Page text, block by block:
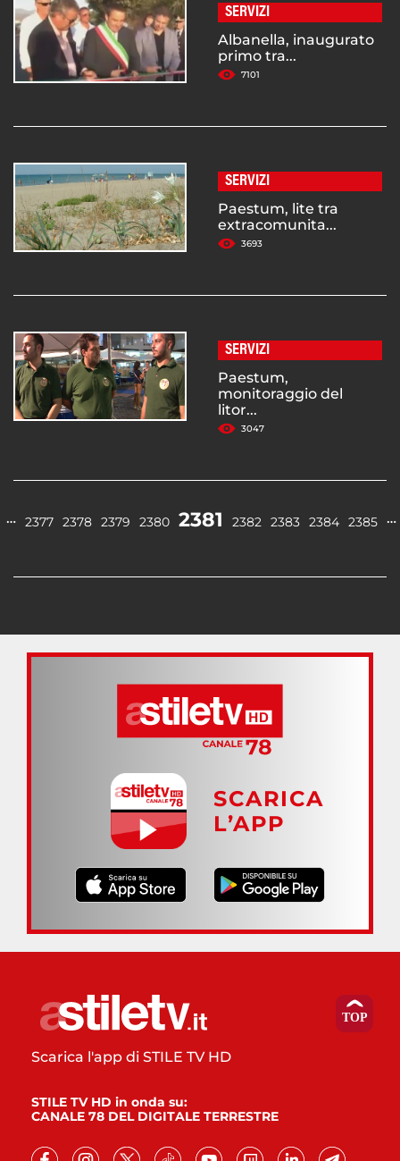
SERVIZI
Albanella, inaugurato
primo tra...
7101
SERVIZI
Paestum, lite tra
extracomunita...
3693
SERVIZI
Paestum,
monitoraggio del
litor...
3047
… 2377 2378 2379 2380 2381 2382 2383 2384 2385 …
SCARICA
L’APP
Scarica l'app di STILE TV HD
STILE TV HD in onda su:
CANALE 78 DEL DIGITALE TERRESTRE